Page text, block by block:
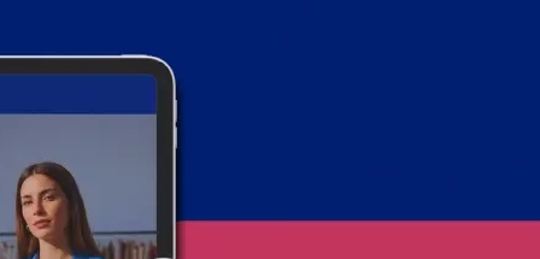
Página de Status
2011 - 2026 © Tiendanube - Todos los derechos reservados.